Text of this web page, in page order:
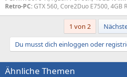
Retro-PC:GTX 560, Core2Duo E7500, 4GB
1 von 2
Du musst dich einloggen oder
Ähnliche Themen